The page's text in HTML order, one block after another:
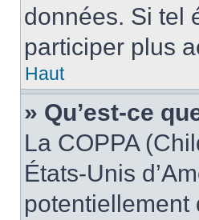
données. Si tel
participer plus
Haut
» Qu’est-ce
La COPPA
États-Unis
potentiellement